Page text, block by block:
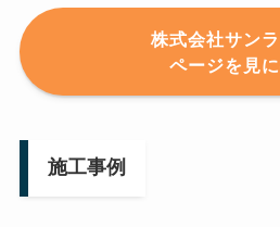
株式会社サン
ページを見に
施工事例